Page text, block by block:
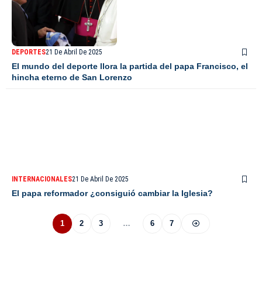
DEPORTES21 De Abril De 2025
El mundo del deporte llora la partida del papa Francisco, el
hincha eterno de San Lorenzo
INTERNACIONALES21 De Abril De 2025
El papa reformador ¿consiguió cambiar la Iglesia?
1 2 3 … 6 7